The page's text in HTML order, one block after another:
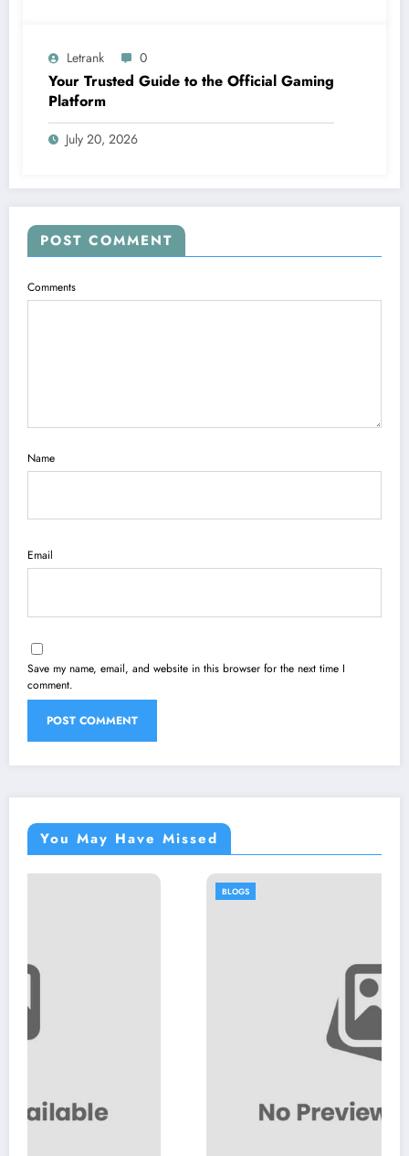
Letrank 0
Your Trusted Guide to the Official Gaming
Platform
July 20, 2026
POST COMMENT
Comments
Name
Email
Save my name, email, and website in this browser for the next time I
comment.
You May Have Missed